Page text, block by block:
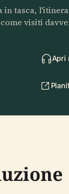
in tasca,
visiti
Apri